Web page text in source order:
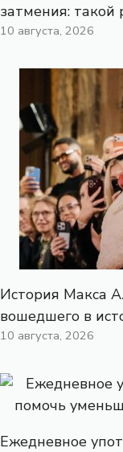
затмения: такой
10 августа, 2026
История Макса
вошедшего в
10 августа, 2026
Ежедневное